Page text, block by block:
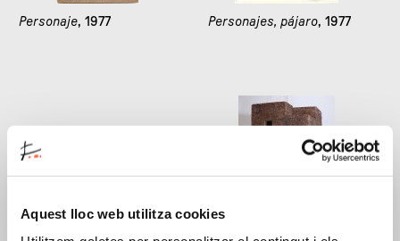
Aquest lloc web utilitza cookies
Personaje, 1977 Personajes, pájaro, 1977